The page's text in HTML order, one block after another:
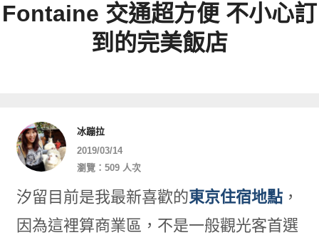
Fontaine 交通超方便 不小心訂
到的完美飯店
冰蹦拉
2019/03/14
瀏覽：509 人次
汐留目前是我最新喜歡的東京住宿地點，
因為這裡算商業區，不是一般觀光客首選